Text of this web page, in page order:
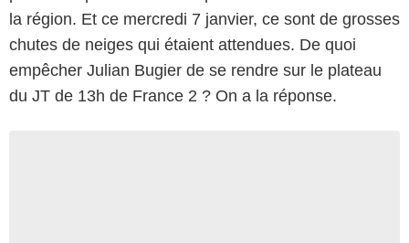
la région. Et ce mercredi 7 janvier, ce sont de grosses
chutes de neiges qui étaient attendues. De quoi
empêcher Julian Bugier de se rendre sur le plateau
du JT de 13h de France 2 ? On a la réponse.